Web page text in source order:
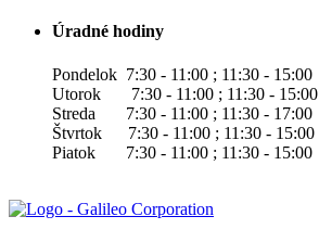
Úradné hodiny
Pondelok 7:30 - 11:00 ; 11:30 - 15:00
Utorok 7:30 - 11:00 ; 11:30 - 15:00
Streda 7:30 - 11:00 ; 11:30 - 17:00
Štvrtok 7:30 - 11:00 ; 11:30 - 15:00
Piatok 7:30 - 11:00 ; 11:30 - 15:00